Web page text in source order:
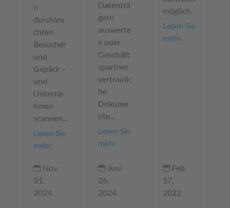
n
durchleu
chten
Besucher
und
Gepäck –
und
Unterne
hmen
scannen...
Lesen Sie
mehr
 Nov.
21,
2024
Datenträ
gern
auswerte
n oder
Geschäft
spartner
vertraulic
he
Dokume
nte...
Lesen Sie
mehr
 Juni
26,
2024
möglich.
Lesen Sie
mehr
 Feb.
17,
2022